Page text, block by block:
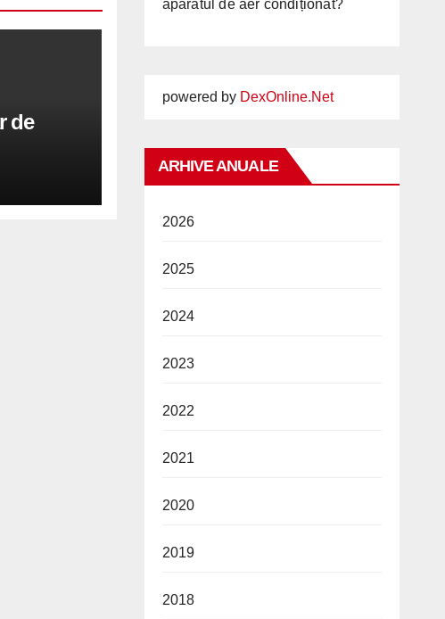
de
aparatul de aer condiționat?
powered by DexOnline.Net
ARHIVE ANUALE
2026
2025
2024
2023
2022
2021
2020
2019
2018